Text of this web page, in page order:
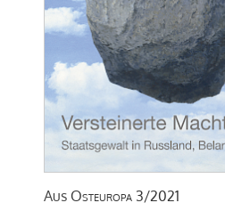
Aus Osteuropa 3/2021